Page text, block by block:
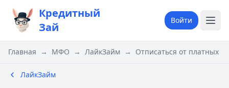
Кредитный
Зай
Войти
Главная → МФО → ЛайкЗайм → Отписаться от платных
ЛайкЗайм